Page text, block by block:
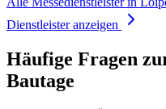
Dienstleister anzeigen
Häufige Fragen
Bautage